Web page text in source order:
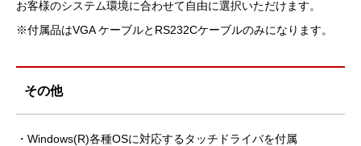
お客様のシステム環境に合わせて自由に選択いただけます。
※付属品はVGA ケーブルとRS232Cケーブルのみになります。
その他
・Windows(R)各種OSに対応するタッチドライバを付属